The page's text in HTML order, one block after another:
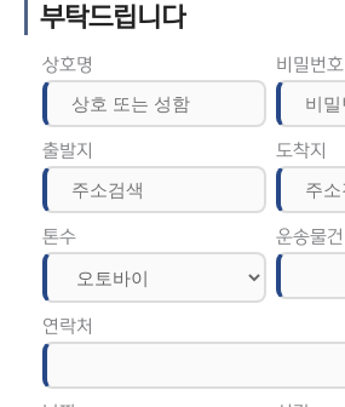
부탁드립니다
상호명 비밀번호
출발지 도착지
톤수 운송물건
연락처